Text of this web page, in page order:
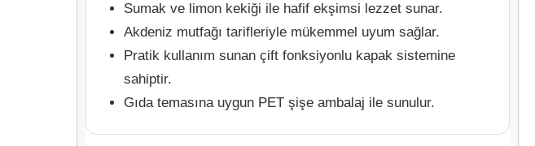
Sumak ve limon kekiği ile hafif ekşimsi lezzet sunar.
Akdeniz mutfağı tarifleriyle mükemmel uyum sağlar.
Pratik kullanım sunan çift fonksiyonlu kapak sistemine
sahiptir.
Gıda temasına uygun PET şişe ambalaj ile sunulur.